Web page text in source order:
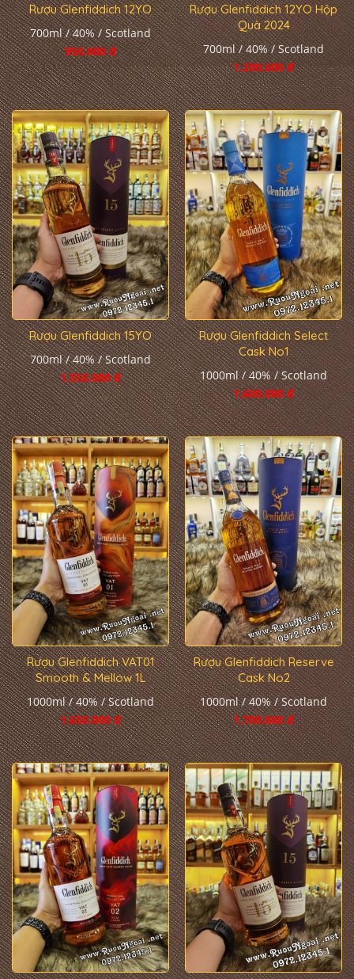
Rượu Glenfiddich 12YO
700ml / 40% / Scotland
950.000 đ
Rượu Glenfiddich 12YO Hộp
Quà 2024
700ml / 40% / Scotland
1.200.000 đ
Rượu Glenfiddich 15YO
700ml / 40% / Scotland
1.550.000 đ
Rượu Glenfiddich Select
Cask No1
1000ml / 40% / Scotland
1.600.000 đ
Rượu Glenfiddich VAT01
Smooth & Mellow 1L
1000ml / 40% / Scotland
1.650.000 đ
Rượu Glenfiddich Reserve
Cask No2
1000ml / 40% / Scotland
1.700.000 đ